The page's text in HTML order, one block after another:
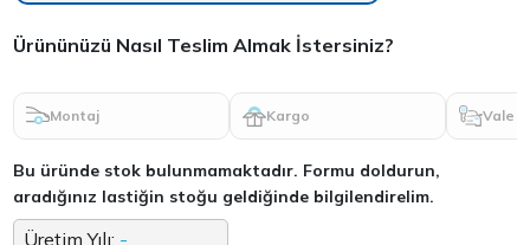
Ürününüzü Nasıl Teslim Almak İstersiniz?
Montaj Kargo Vale
Bu üründe stok bulunmamaktadır. Formu doldurun,
aradığınız lastiğin stoğu geldiğinde bilgilendirelim.
Üretim Yılı: -